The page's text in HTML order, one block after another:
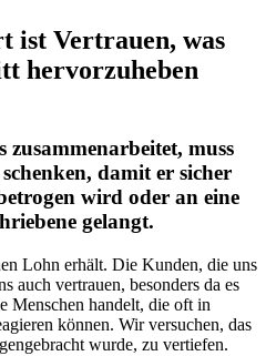
ist Vertrauen, was
hervorzuheben
zusammenarbeitet, muss
damit er sicher
wird oder an eine
gelangt.
Lohn erhält. Die Kunden, die uns
auch vertrauen, besonders da es
Menschen handelt, die oft in
können. Wir versuchen, das
wurde, zu vertiefen.